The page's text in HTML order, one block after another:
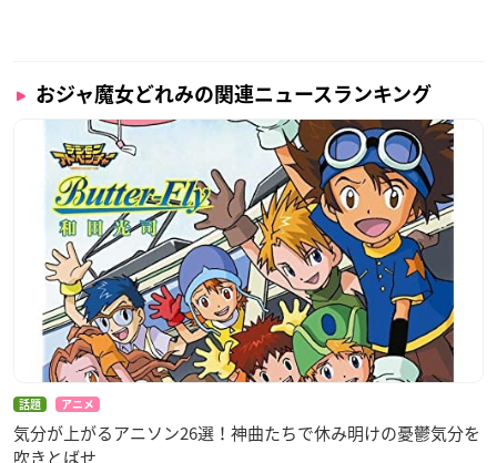
おジャ魔女どれみの関連ニュースランキング
話題 アニメ
気分が上がるアニソン26選！神曲たちで休み明けの憂鬱気分を
吹きとばせ